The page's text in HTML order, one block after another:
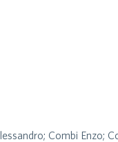
Combi Enzo;